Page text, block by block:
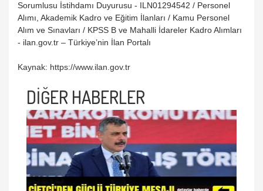
Sorumlusu İstihdamı Duyurusu - ILN01294542 / Personel
Alımı, Akademik Kadro ve Eğitim İlanları / Kamu Personel
Alım ve Sınavları / KPSS B ve Mahalli İdareler Kadro Alımları
- ilan.gov.tr – Türkiye’nin İlan Portalı
Kaynak: https://www.ilan.gov.tr
DİĞER HABERLER